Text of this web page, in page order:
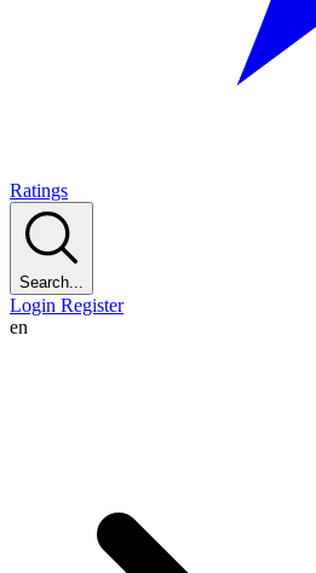
Ratings
Search...
Login Register
en